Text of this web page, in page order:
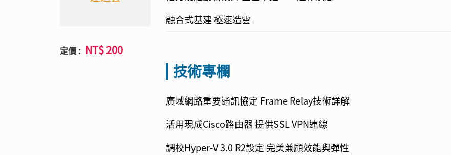
定價 : NT$ 200
融合式基建 極速造雲
技術專欄
廣域網路重要通訊協定 Frame Relay技術詳解
活用現成Cisco路由器 提供SSL VPN連線
調校Hyper-V 3.0 R2設定 完美兼顧效能與彈性